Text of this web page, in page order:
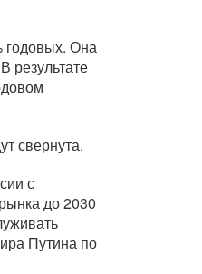
годовых. Она
результате
свернута.
с
до 2030
Путина по